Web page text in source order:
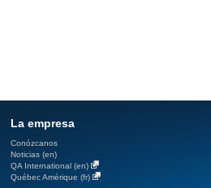
La empresa
Conózcanos
Noticias (en)
QA International (en)
Québec Amérique (fr)